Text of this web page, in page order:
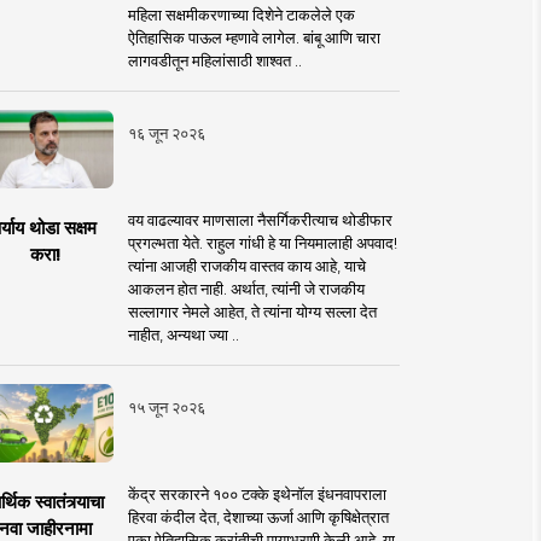
महिला सक्षमीकरणाच्या दिशेने टाकलेले एक
ऐतिहासिक पाऊल म्हणावे लागेल. बांबू आणि चारा
लागवडीतून महिलांसाठी शाश्वत ..
१६ जून २०२६
थोडा सक्षम
करा!
वय वाढल्यावर माणसाला नैसर्गिकरीत्याच थोडीफार
प्रगल्भता येते. राहुल गांधी हे या नियमालाही अपवाद!
त्यांना आजही राजकीय वास्तव काय आहे, याचे
आकलन होत नाही. अर्थात, त्यांनी जे राजकीय
सल्लागार नेमले आहेत, ते त्यांना योग्य सल्ला देत
नाहीत, अन्यथा ज्या ..
१५ जून २०२६
स्वातंत्र्याचा
जाहीरनामा
केंद्र सरकारने १०० टक्के इथेनॉल इंधनवापराला
हिरवा कंदील देत, देशाच्या ऊर्जा आणि कृषिक्षेत्रात